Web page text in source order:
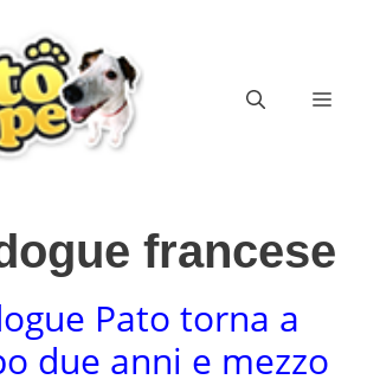
francese
Pato torna a
due anni e mezzo